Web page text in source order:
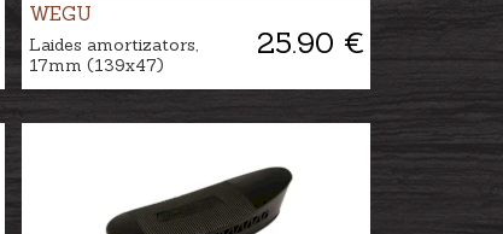
WEGU
25.90 €
Laides amortizators,
17mm (139x47)